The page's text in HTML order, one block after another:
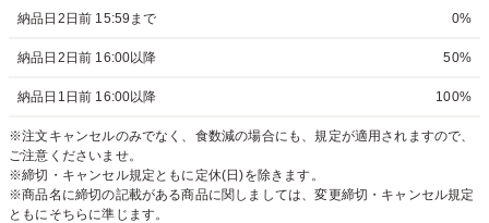
納品日2日前 15:59まで 0%
納品日2日前 16:00以降 50%
納品日1日前 16:00以降 100%
※注文キャンセルのみでなく、食数減の場合にも、規定が適用されますので、
ご注意くださいませ。
※締切・キャンセル規定ともに定休(日)を除きます。
※商品名に締切の記載がある商品に関しましては、変更締切・キャンセル規定
ともにそちらに準じます。